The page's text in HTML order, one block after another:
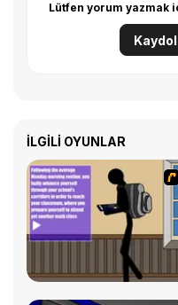
Lütfen yorum yazmak
Kaydol
İLGILI OYUNLAR